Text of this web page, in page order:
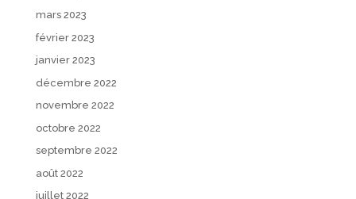
mars 2023
février 2023
janvier 2023
décembre 2022
novembre 2022
octobre 2022
septembre 2022
août 2022
juillet 2022